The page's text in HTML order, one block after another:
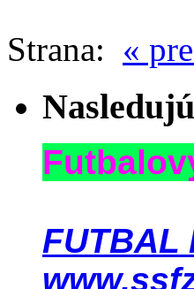
Strana: «
FUTBAL